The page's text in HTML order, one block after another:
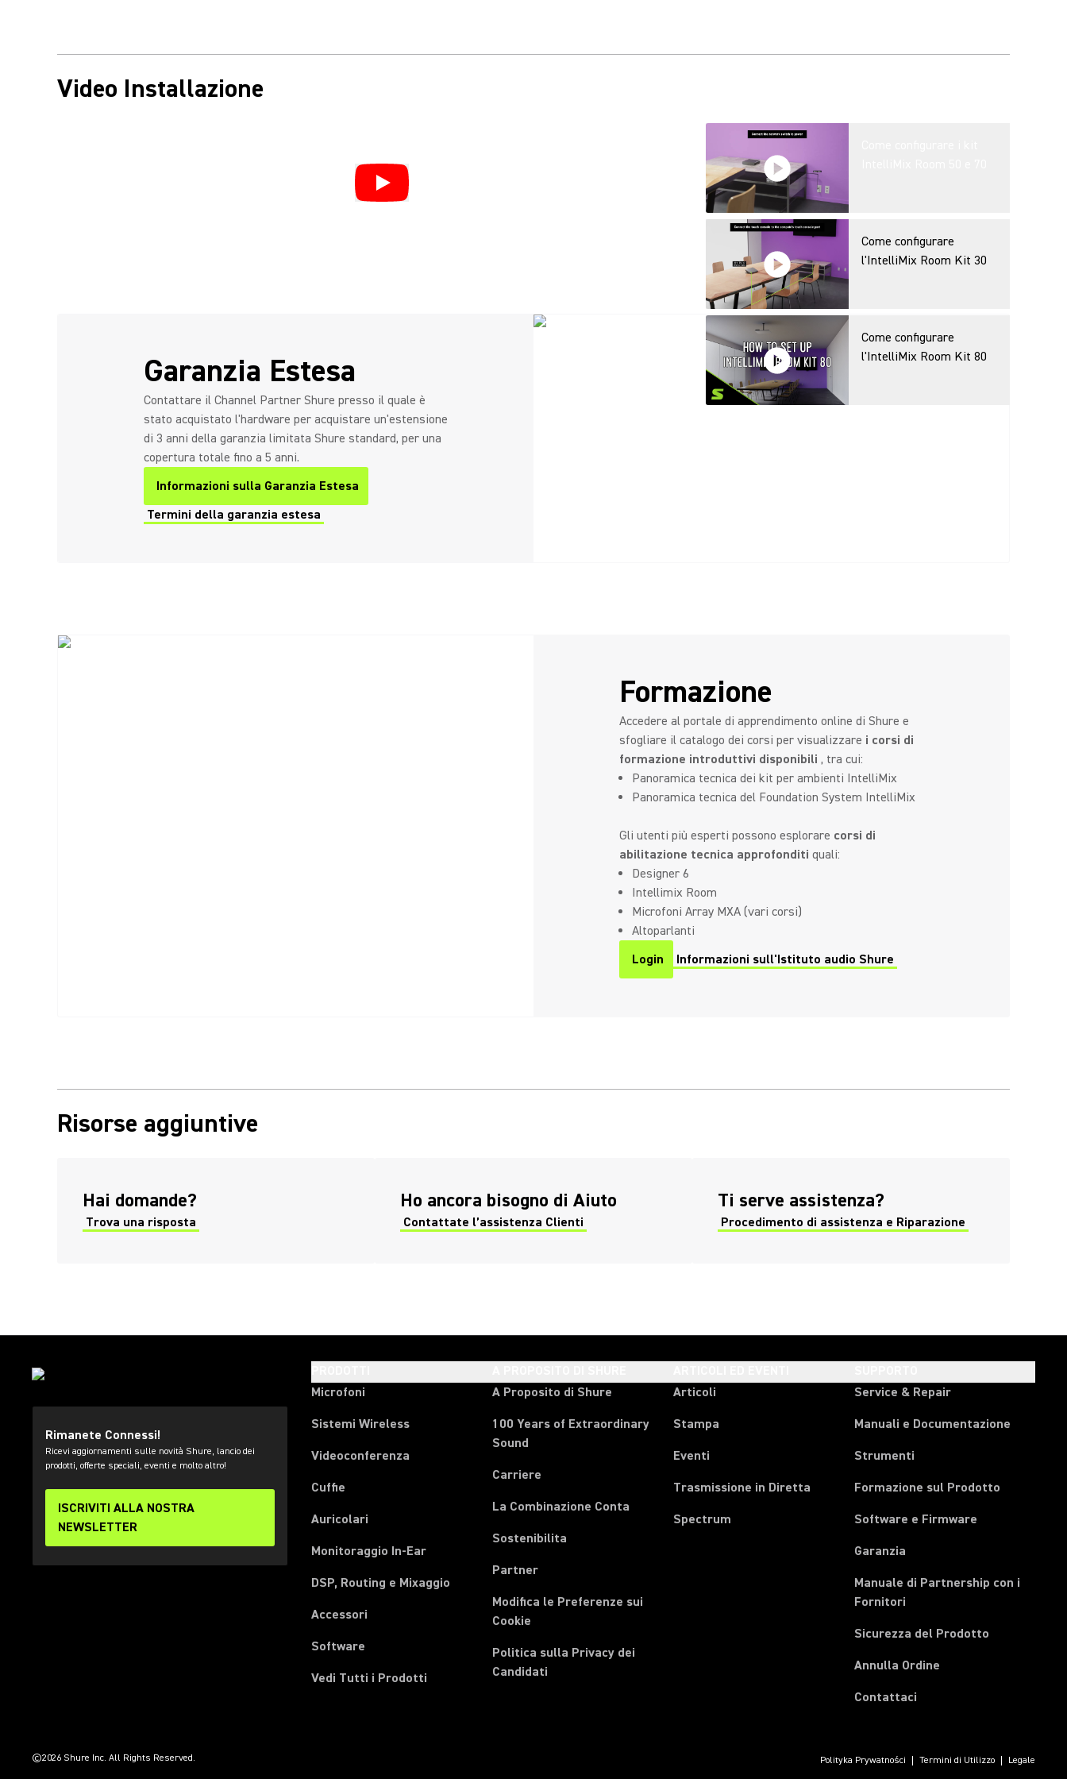
Video Installazione
Come configurare
l'IntelliMix Room Kit 30
Come configurare
l'IntelliMix Room Kit 80
Garanzia Estesa
Contattare il Channel Partner Shure presso il quale è
stato acquistato l'hardware per acquistare un'estensione
di 3 anni della garanzia limitata Shure standard, per una
copertura totale fino a 5 anni.
Informazioni sulla Garanzia Estesa
Termini della garanzia estesa
Formazione
Accedere al portale di apprendimento online di Shure e
sfogliare il catalogo dei corsi per visualizzare i corsi di
formazione introduttivi disponibili , tra cui:
Panoramica tecnica dei kit per ambienti IntelliMix
Panoramica tecnica del Foundation System IntelliMix
Gli utenti più esperti possono esplorare corsi di
abilitazione tecnica approfonditi quali:
Designer 6
Intellimix Room
Microfoni Array MXA (vari corsi)
Altoparlanti
Login
(Opens in a new tab)
Informazioni sull'Istituto audio Shure
Risorse aggiuntive
Hai domande?
Trova una risposta
(Opens in a new tab)
Ho ancora bisogno di Aiuto
Contattate l’assistenza Clienti
(Opens in a new tab)
Ti serve assistenza?
Procedimento di assistenza e Riparazione
Rimanete Connessi!
Ricevi aggiornamenti sulle novità Shure, lancio dei
prodotti, offerte speciali, eventi e molto altro!
ISCRIVITI ALLA NOSTRA
NEWSLETTER
Microfoni
Sistemi Wireless
Videoconferenza
Cuffie
Auricolari
Monitoraggio In-Ear
DSP, Routing e Mixaggio
Accessori
Software
Vedi Tutti i Prodotti
A Proposito di Shure
100 Years of Extraordinary
Sound
Carriere
La Combinazione Conta
Sostenibilita
Partner
Modifica le Preferenze sui
Cookie
Politica sulla Privacy dei
Candidati
Articoli
Stampa
Eventi
Trasmissione in Diretta
Spectrum
Service & Repair
Manuali e Documentazione
Strumenti
Formazione sul Prodotto
Software e Firmware
Garanzia
Manuale di Partnership con i
Fornitori
Sicurezza del Prodotto
Annulla Ordine
Contattaci
©2026 Shure Inc. All Rights Reserved. Polityka Prywatności Termini di Utilizzo Legale